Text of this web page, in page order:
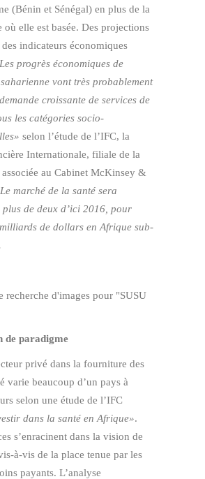
(Bénin et Sénégal) en plus de la
où elle est basée. Des projections
indicateurs économiques
progrès économiques de
vont très probablement
croissante de services de
les catégories socio-
selon l’étude de l’IFC, la
Internationale, filiale de la
au Cabinet McKinsey &
marché de la santé sera
de deux d’ici 2016, pour
de dollars en Afrique sub-
de paradigme
privé dans la fourniture des
varie beaucoup d’un pays à
selon une étude de l’IFC
dans la santé en Afrique».
s’enracinent dans la vision de
à-vis de la place tenue par les
payants. L’analyse